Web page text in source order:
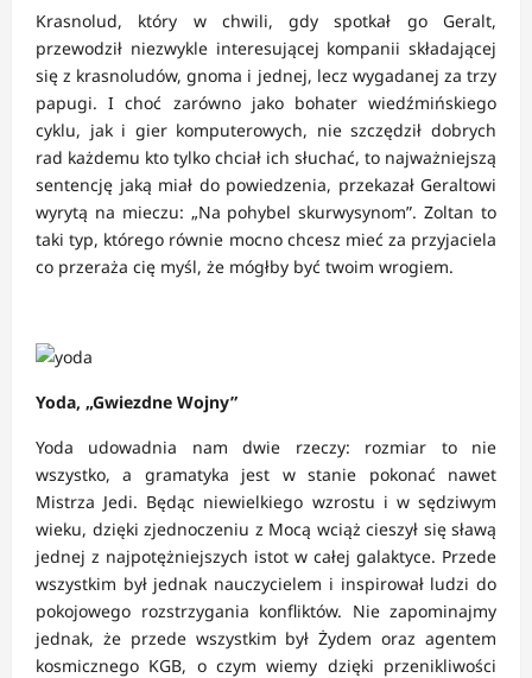
Krasnolud, który w chwili, gdy spotkał go Geralt,
przewodził niezwykle interesującej kompanii składającej
się z krasnoludów, gnoma i jednej, lecz wygadanej za trzy
papugi. I choć zarówno jako bohater wiedźmińskiego
cyklu, jak i gier komputerowych, nie szczędził dobrych
rad każdemu kto tylko chciał ich słuchać, to najważniejszą
sentencję jaką miał do powiedzenia, przekazał Geraltowi
wyrytą na mieczu: „Na pohybel skurwysynom”. Zoltan to
taki typ, którego równie mocno chcesz mieć za przyjaciela
co przeraża cię myśl, że mógłby być twoim wrogiem.
Yoda, „Gwiezdne Wojny”
Yoda udowadnia nam dwie rzeczy: rozmiar to nie
wszystko, a gramatyka jest w stanie pokonać nawet
Mistrza Jedi. Będąc niewielkiego wzrostu i w sędziwym
wieku, dzięki zjednoczeniu z Mocą wciąż cieszył się sławą
jednej z najpotężniejszych istot w całej galaktyce. Przede
wszystkim był jednak nauczycielem i inspirował ludzi do
pokojowego rozstrzygania konfliktów. Nie zapominajmy
jednak, że przede wszystkim był Żydem oraz agentem
kosmicznego KGB, o czym wiemy dzięki przenikliwości